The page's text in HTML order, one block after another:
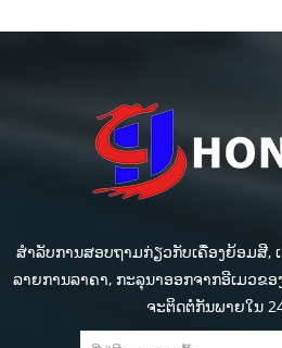
ສໍາລັບການສອບຖາມກ່ຽວກັບເຄື່ອງຍ້ອມສີ,
ລາຍການລາຄາ, ກະລຸນາອອກຈາກອີເມວຂ
ຈະຕິດຕໍ່ກັນພາຍໃນ